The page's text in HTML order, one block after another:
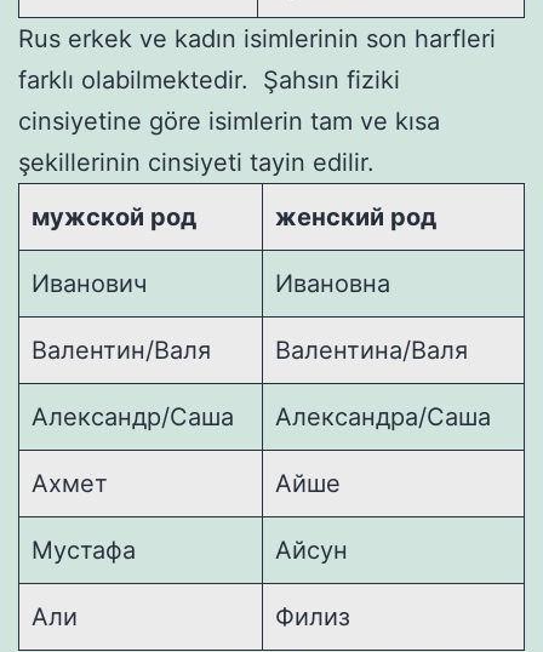
Rus erkek ve kadın isimlerinin son harfleri
farklı olabilmektedir. Şahsın fiziki
cinsiyetine göre isimlerin tam ve kısa
şekillerinin cinsiyeti tayin edilir.
мужской род
женский род
Иванович Ивановна
Валентин/Валя Валентина/Валя
Александр/Саша Александра/Саша
Ахмет Айше
Мустафа Айсун
Али
Филиз